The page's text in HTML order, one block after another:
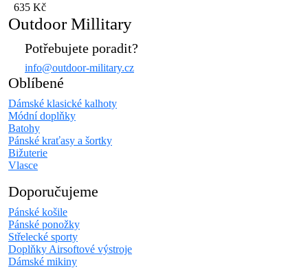
635 Kč
Outdoor Millitary
Potřebujete poradit?
info@outdoor-military.cz
Oblíbené
Dámské klasické kalhoty
Módní doplňky
Batohy
Pánské kraťasy a šortky
Bižuterie
Vlasce
Doporučujeme
Pánské košile
Pánské ponožky
Střelecké sporty
Doplňky Airsoftové výstroje
Dámské mikiny